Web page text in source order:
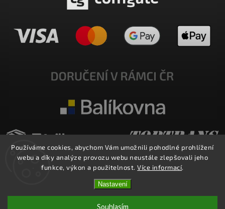
Používáme cookies, abychom Vám umožnili pohodlné prohlížení
webu a díky analýze provozu webu neustále zlepšovali jeho
funkce, výkon a použitelnost.Více informací.
Nastavení
E-SHOP MILATA. Všechna práva vyhrazena.
Upravit nastavení cookies